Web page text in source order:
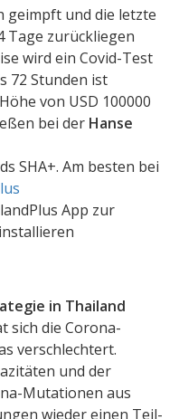
geimpft und die letzte
Tage zurückliegen
wird ein Covid-Test
72 Stunden ist
von USD 100000
bei der Hanse
SHA+. Am besten bei
App zur
in Thailand
sich die Corona-
verschlechtert.
und der
Mutationen aus
wieder einen Teil-